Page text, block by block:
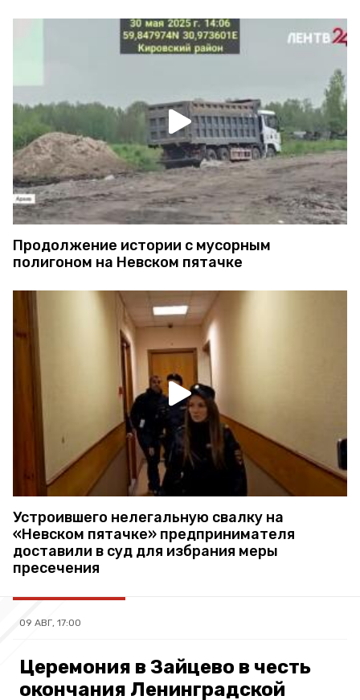
Продолжение истории с мусорным
полигоном на Невском пятачке
Устроившего нелегальную свалку на
«Невском пятачке» предпринимателя
доставили в суд для избрания меры
пресечения
09 АВГ, 17:00
Церемония в Зайцево в честь
окончания Ленинградской